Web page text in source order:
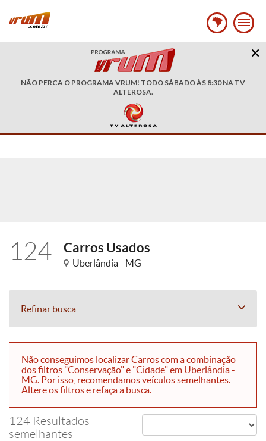
NÃO PERCA O PROGRAMA VRUM! TODO SÁBADO ÀS 8:30 NA TV
ALTEROSA.
124 Carros Usados
Uberlândia - MG
Refinar busca
Não conseguimos localizar Carros com a combinação
dos filtros "Conservação" e "Cidade" em Uberlândia -
MG. Por isso, recomendamos veículos semelhantes.
Altere os filtros e refaça a busca.
124 Resultados
semelhantes